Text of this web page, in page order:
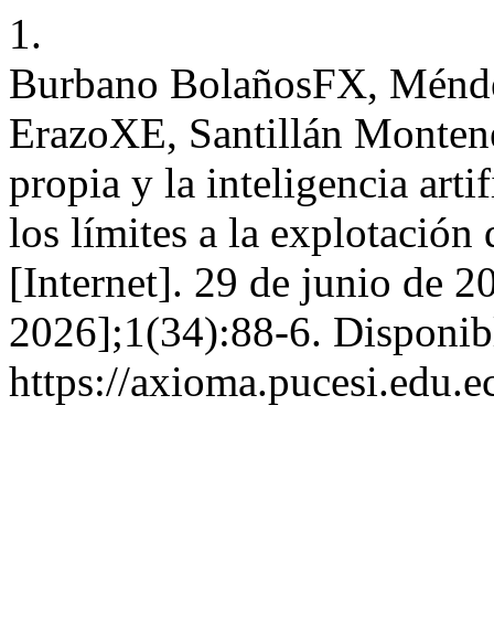
1.
Burbano BolañosFX,
ErazoXE, Santillán
propia y la inteligencia
los límites a la
[Internet]. 29 de junio de
2026];1(34):88-6.
https://